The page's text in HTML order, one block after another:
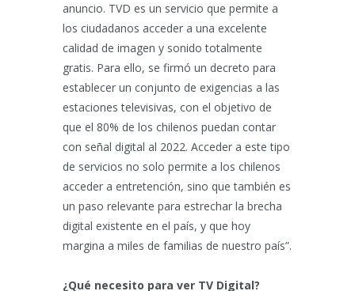
anuncio. TVD es un servicio que permite a
los ciudadanos acceder a una excelente
calidad de imagen y sonido totalmente
gratis. Para ello, se firmó un decreto para
establecer un conjunto de exigencias a las
estaciones televisivas, con el objetivo de
que el 80% de los chilenos puedan contar
con señal digital al 2022. Acceder a este tipo
de servicios no solo permite a los chilenos
acceder a entretención, sino que también es
un paso relevante para estrechar la brecha
digital existente en el país, y que hoy
margina a miles de familias de nuestro país”.
¿Qué necesito para ver TV Digital?